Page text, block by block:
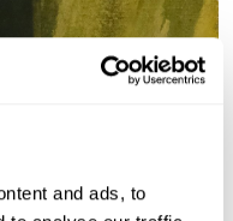
and ads, to